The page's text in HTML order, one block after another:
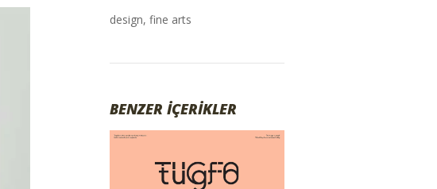
design, fine arts
BENZER İÇERİKLER